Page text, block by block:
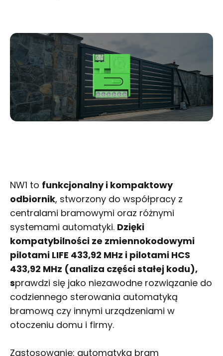
NW1 to funkcjonalny i kompaktowy
odbiornik, stworzony do współpracy z
centralami bramowymi oraz różnymi
systemami automatyki. Dzięki
kompatybilności ze zmiennokodowymi
pilotami LIFE 433,92 MHz i pilotami HCS
433,92 MHz (analiza części stałej kodu),
sprawdzi się jako niezawodne rozwiązanie do
codziennego sterowania automatyką
bramową czy innymi urządzeniami w
otoczeniu domu i firmy.
Zastosowanie: automatyka bram